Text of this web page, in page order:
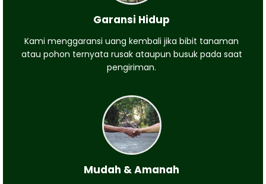
Garansi Hidup
Kami menggaransi uang kembali jika bibit tanaman
atau pohon ternyata rusak ataupun busuk pada saat
pengiriman.
Mudah & Amanah